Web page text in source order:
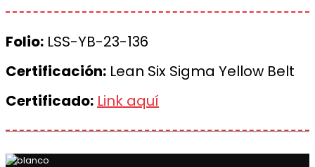
Folio: LSS-YB-23-136
Certificación: Lean Six Sigma Yellow Belt
Certificado: Link aquí